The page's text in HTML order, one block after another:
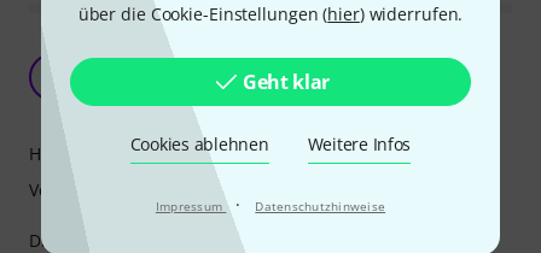
über die Cookie-Einstellungen (hier) widerrufen.
Geht klar
Cookies ablehnen Weitere Infos
Impressum · Datenschutzhinweise
Passgenauigkeit und Schutzwirkung
nBot 21.05.2023
Die Tasche ist in alle Richtungen größer als ein Gerät im
Handling
Verarbeitung